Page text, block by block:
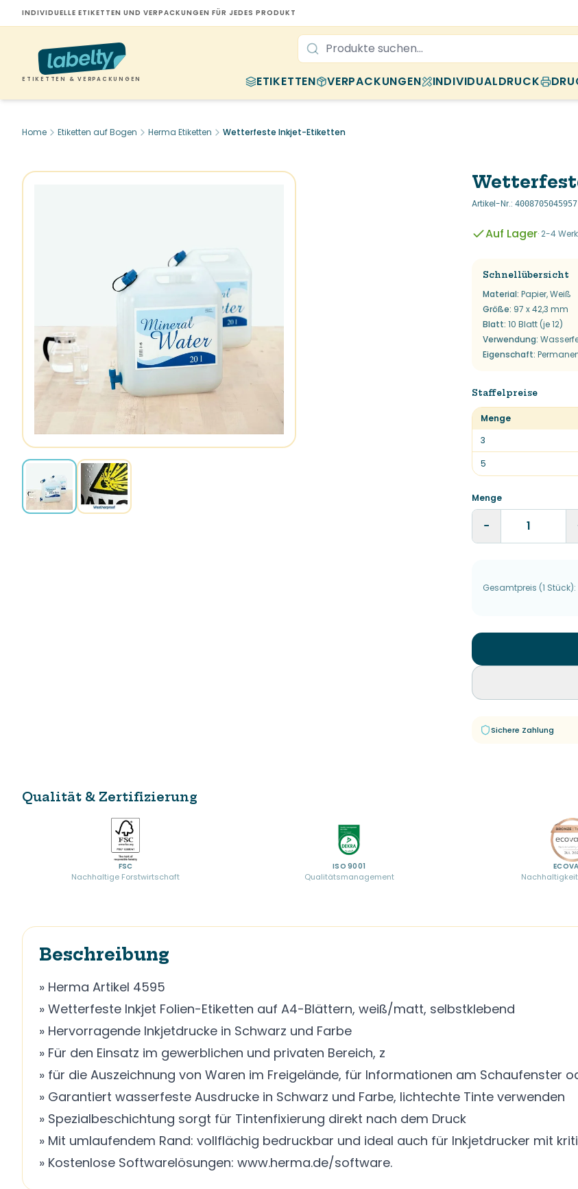
INDIVIDUELLE ETIKETTEN UND VERPACKUNGEN FÜR JEDES PRODUKT
ETIKETTEN & VERPACKUNGEN ETIKETTEN VERPACKUNGEN INDIVIDUALDRUCK
Home Etiketten auf Bogen Herma Etiketten Wetterfeste Inkjet-Etiketten
Artikel-Nr.: 4008705045957
Auf Lager· 2-4
Schnellübersicht
Material: Papier, Weiß
Größe: 97 x 42,3 mm
Blatt: 10 Blatt (je 12)
Verwendung:
Eigenschaft:
Staffelpreise
Menge
3
5
Menge
−
Gesamtpreis (1 Stück):
Sichere Zahlung
Qualität & Zertifizierung
FSC
Nachhaltige Forstwirtschaft
ISO 9001
Qualitätsmanagement
Beschreibung
» Herma Artikel 4595
» Wetterfeste Inkjet Folien-Etiketten auf A4-Blättern, weiß/matt, selbstklebend
» Hervorragende Inkjetdrucke in Schwarz und Farbe
» Für den Einsatz im gewerblichen und privaten Bereich, z
» für die Auszeichnung von Waren im Freigelände, für Informationen am Schaufenster
» Garantiert wasserfeste Ausdrucke in Schwarz und Farbe, lichtechte Tinte verwenden
» Spezialbeschichtung sorgt für Tintenfixierung direkt nach dem Druck
» Mit umlaufendem Rand: vollflächig bedruckbar und ideal auch für Inkjetdrucker mit
» Kostenlose Softwarelösungen: www.herma.de/software.